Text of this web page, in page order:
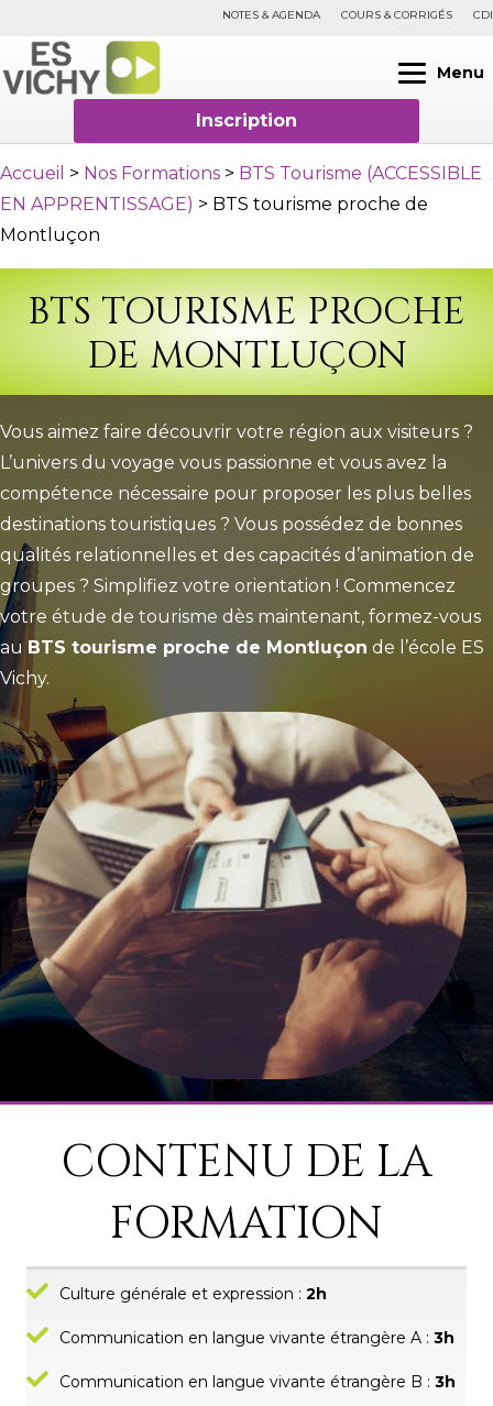
NOTES & AGENDA COURS & CORRIGÉS CDI
Menu
Inscription
Accueil > Nos Formations > BTS Tourisme (ACCESSIBLE
EN APPRENTISSAGE) > BTS tourisme proche de
Montluçon
BTS TOURISME PROCHE
DE MONTLUÇON
Vous aimez faire découvrir votre région aux visiteurs ?
L’univers du voyage vous passionne et vous avez la
compétence nécessaire pour proposer les plus belles
destinations touristiques ? Vous possédez de bonnes
qualités relationnelles et des capacités d’animation de
groupes ? Simplifiez votre orientation ! Commencez
votre étude de tourisme dès maintenant, formez-vous
au BTS tourisme proche de Montluçon de l’école ES
Vichy.
CONTENU DE LA
FORMATION
Culture générale et expression : 2h
Communication en langue vivante étrangère A : 3h
Communication en langue vivante étrangère B : 3h